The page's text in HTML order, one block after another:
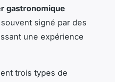
gastronomique
signé par des
une expérience
trois types de